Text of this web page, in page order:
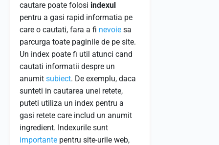
cautare poate folosi indexul
pentru a gasi rapid informatia pe
care o cautati, fara a fi nevoie sa
parcurga toate paginile de pe site.
Un index poate fi util atunci cand
cautati informatii despre un
anumit subiect. De exemplu, daca
sunteti in cautarea unei retete,
puteti utiliza un index pentru a
gasi retete care includ un anumit
ingredient. Indexurile sunt
importante pentru site-urile web,